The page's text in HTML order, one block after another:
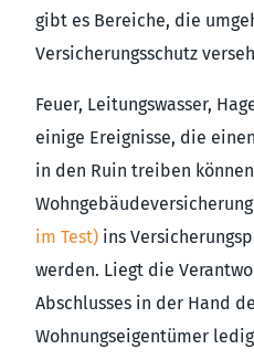
gibt es Bereiche, die
Versicherungsschutz
Feuer, Leitungswasser,
einige Ereignisse, die
in den Ruin treiben
Wohngebäudeversicherung
im Test) ins
werden. Liegt die
Abschlusses in der Hand
Wohnungseigentümer